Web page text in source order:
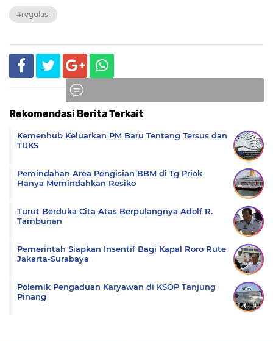
#regulasi
Rekomendasi Berita Terkait
Kemenhub Keluarkan PM Baru Tentang Tersus dan
TUKS
Pemindahan Area Pengisian BBM di Tg Priok
Hanya Memindahkan Resiko
Turut Berduka Cita Atas Berpulangnya Adolf R.
Tambunan
Pemerintah Siapkan Insentif Bagi Kapal Roro Rute
Jakarta-Surabaya
Polemik Pengaduan Karyawan di KSOP Tanjung
Pinang